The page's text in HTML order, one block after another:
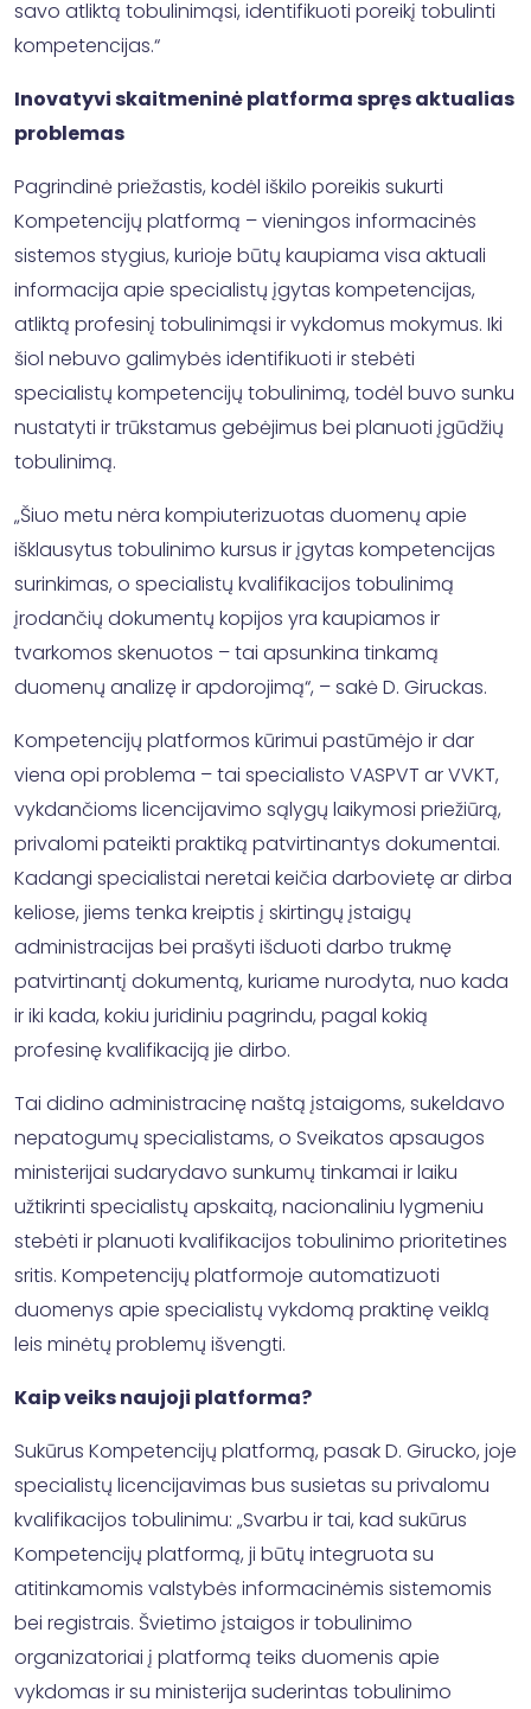
savo atliktą tobulinimąsi, identifikuoti poreikį tobulinti
kompetencijas.“
Inovatyvi skaitmeninė platforma spręs aktualias
problemas
Pagrindinė priežastis, kodėl iškilo poreikis sukurti
Kompetencijų platformą – vieningos informacinės
sistemos stygius, kurioje būtų kaupiama visa aktuali
informacija apie specialistų įgytas kompetencijas,
atliktą profesinį tobulinimąsi ir vykdomus mokymus. Iki
šiol nebuvo galimybės identifikuoti ir stebėti
specialistų kompetencijų tobulinimą, todėl buvo sunku
nustatyti ir trūkstamus gebėjimus bei planuoti įgūdžių
tobulinimą.
„Šiuo metu nėra kompiuterizuotas duomenų apie
išklausytus tobulinimo kursus ir įgytas kompetencijas
surinkimas, o specialistų kvalifikacijos tobulinimą
įrodančių dokumentų kopijos yra kaupiamos ir
tvarkomos skenuotos – tai apsunkina tinkamą
duomenų analizę ir apdorojimą“, – sakė D. Giruckas.
Kompetencijų platformos kūrimui pastūmėjo ir dar
viena opi problema – tai specialisto VASPVT ar VVKT,
vykdančioms licencijavimo sąlygų laikymosi priežiūrą,
privalomi pateikti praktiką patvirtinantys dokumentai.
Kadangi specialistai neretai keičia darbovietę ar dirba
keliose, jiems tenka kreiptis į skirtingų įstaigų
administracijas bei prašyti išduoti darbo trukmę
patvirtinantį dokumentą, kuriame nurodyta, nuo kada
ir iki kada, kokiu juridiniu pagrindu, pagal kokią
profesinę kvalifikaciją jie dirbo.
Tai didino administracinę naštą įstaigoms, sukeldavo
nepatogumų specialistams, o Sveikatos apsaugos
ministerijai sudarydavo sunkumų tinkamai ir laiku
užtikrinti specialistų apskaitą, nacionaliniu lygmeniu
stebėti ir planuoti kvalifikacijos tobulinimo prioritetines
sritis. Kompetencijų platformoje automatizuoti
duomenys apie specialistų vykdomą praktinę veiklą
leis minėtų problemų išvengti.
Kaip veiks naujoji platforma?
Sukūrus Kompetencijų platformą, pasak D. Girucko, joje
specialistų licencijavimas bus susietas su privalomu
kvalifikacijos tobulinimu: „Svarbu ir tai, kad sukūrus
Kompetencijų platformą, ji būtų integruota su
atitinkamomis valstybės informacinėmis sistemomis
bei registrais. Švietimo įstaigos ir tobulinimo
organizatoriai į platformą teiks duomenis apie
vykdomas ir su ministerija suderintas tobulinimo